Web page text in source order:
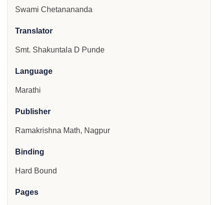
Swami Chetanananda
Translator
Smt. Shakuntala D Punde
Language
Marathi
Publisher
Ramakrishna Math, Nagpur
Binding
Hard Bound
Pages